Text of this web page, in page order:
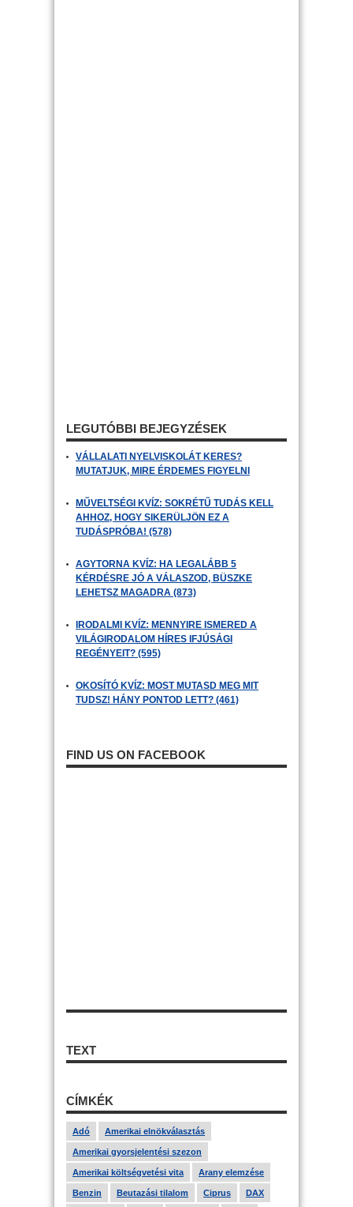
LEGUTÓBBI BEJEGYZÉSEK
VÁLLALATI NYELVISKOLÁT KERES?
MUTATJUK, MIRE ÉRDEMES FIGYELNI
MŰVELTSÉGI KVÍZ: SOKRÉTŰ TUDÁS KELL
AHHOZ, HOGY SIKERÜLJÖN EZ A
TUDÁSPRÓBA! (578)
AGYTORNA KVÍZ: HA LEGALÁBB 5
KÉRDÉSRE JÓ A VÁLASZOD, BÜSZKE
LEHETSZ MAGADRA (873)
IRODALMI KVÍZ: MENNYIRE ISMERED A
VILÁGIRODALOM HÍRES IFJÚSÁGI
REGÉNYEIT? (595)
OKOSÍTÓ KVÍZ: MOST MUTASD MEG MIT
TUDSZ! HÁNY PONTOD LETT? (461)
FIND US ON FACEBOOK
TEXT
CÍMKÉK
Adó Amerikai elnökválasztás
Amerikai gyorsjelentési szezon
Amerikai költségvetési vita Arany elemzése
Benzin Beutazási tilalom Ciprus DAX